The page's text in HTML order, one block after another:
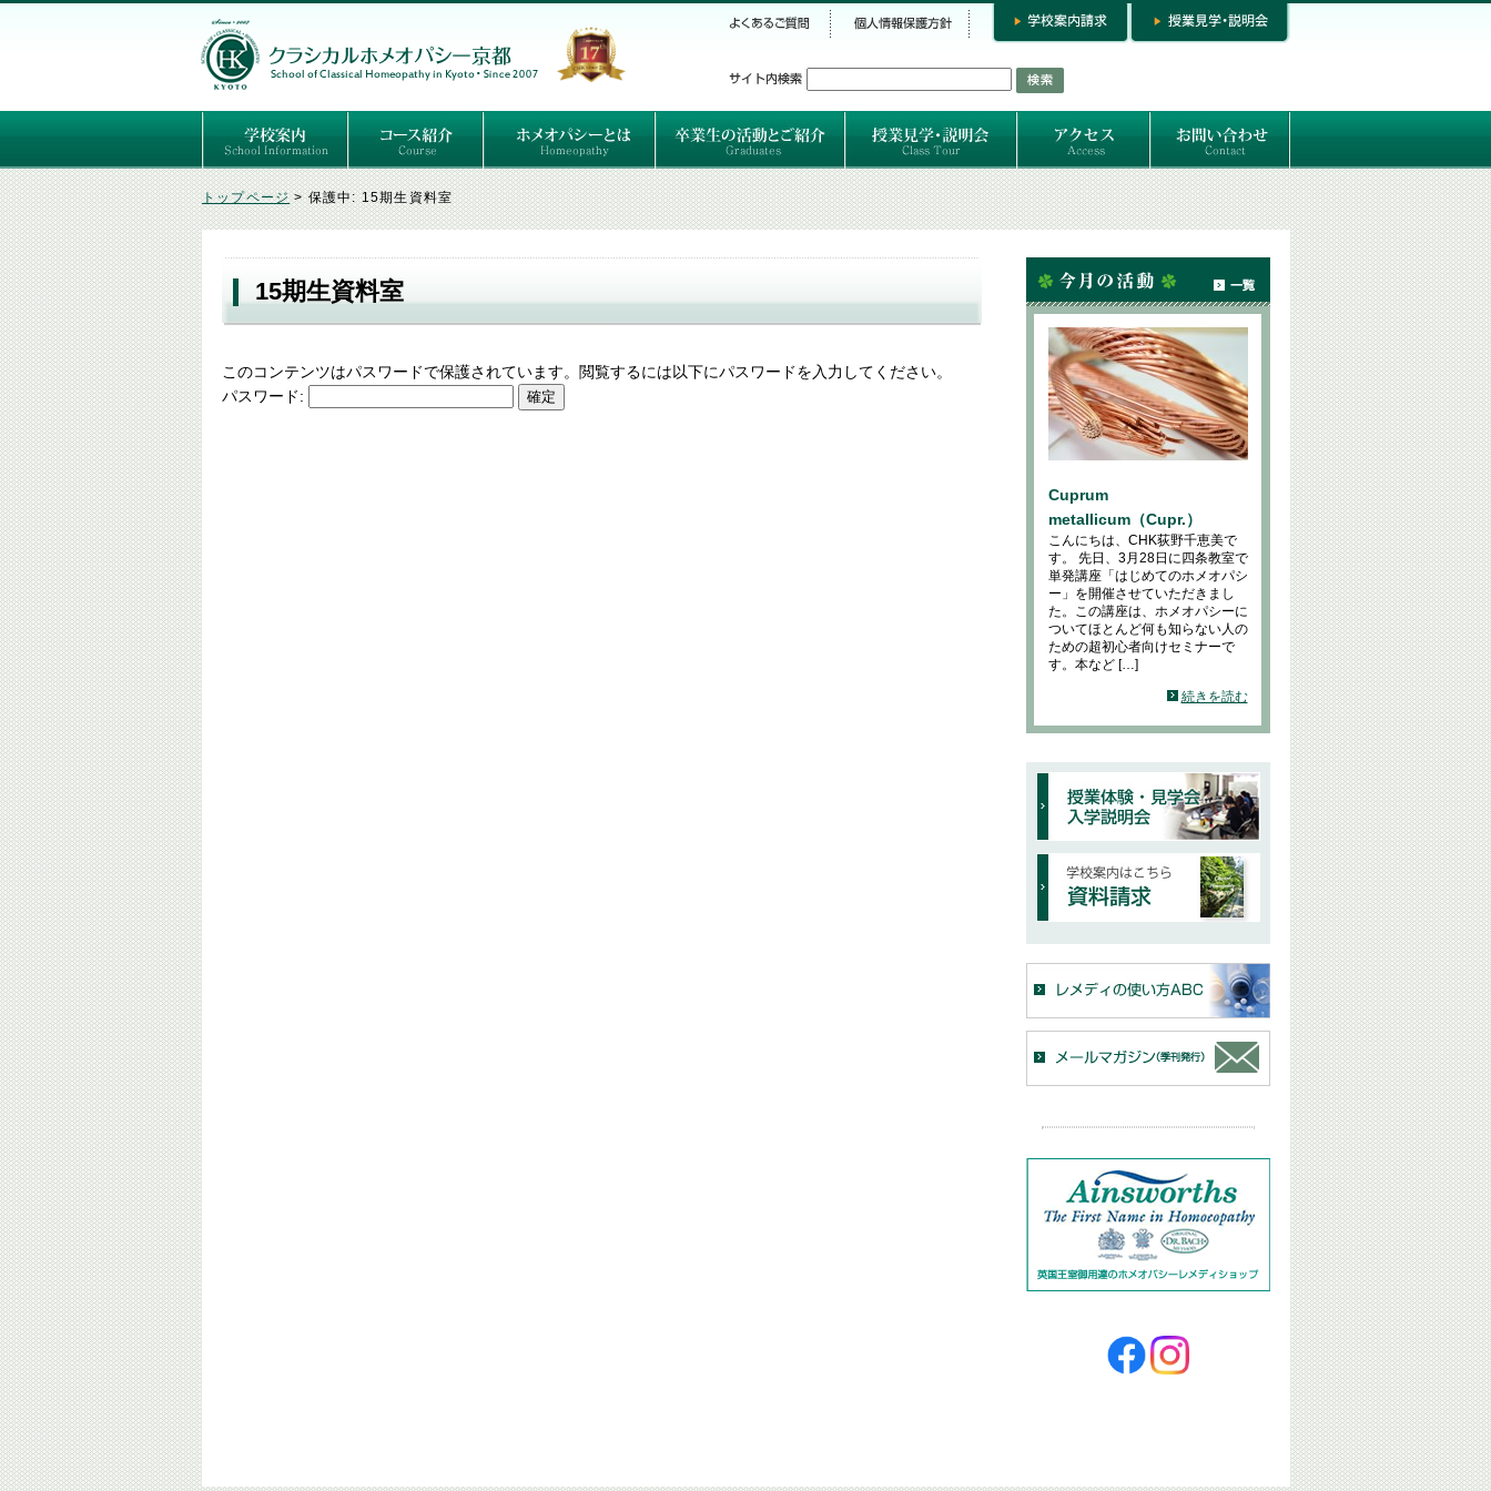
ごあいさつ
３つの基本理念
講師紹介
国際セミナー
ある日の学校生活（写真）
推薦者の声
よくあるご質問
予定表 はじめてのホメオパシー
セルフケアコース
専門コース（4年制）
専門コース（通信）
専門コース編入制度 ホメオパシーとは
クラシカルホメオパシーとは
オルガノンとは
ハーネマンの人生
ハーネマン以後のホメオパス
レメディの使い方ABC 卒業生のご紹介
卒業生の活動 お問い合わせ
専門コースお問い合わせ
専門コース入学お申し込み
個人セッション
トップページ>保護中: 15期生資料室
15期生資料室
このコンテンツはパスワードで保護されています。閲覧するには以下にパスワードを入力してください。
パスワード:
Cuprum
metallicum（Cupr.）
こんにちは、CHK荻野千恵美で
す。 先日、3月28日に四条教室で
単発講座「はじめてのホメオパシ
ー」を開催させていただきまし
た。この講座は、ホメオパシーに
ついてほとんど何も知らない人の
ための超初心者向けセミナーで
す。本など […]
続きを読む